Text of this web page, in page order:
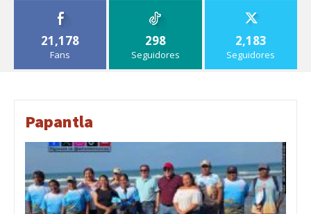
21,178
Fans
298
Seguidores
2,183
Seguidores
Papantla